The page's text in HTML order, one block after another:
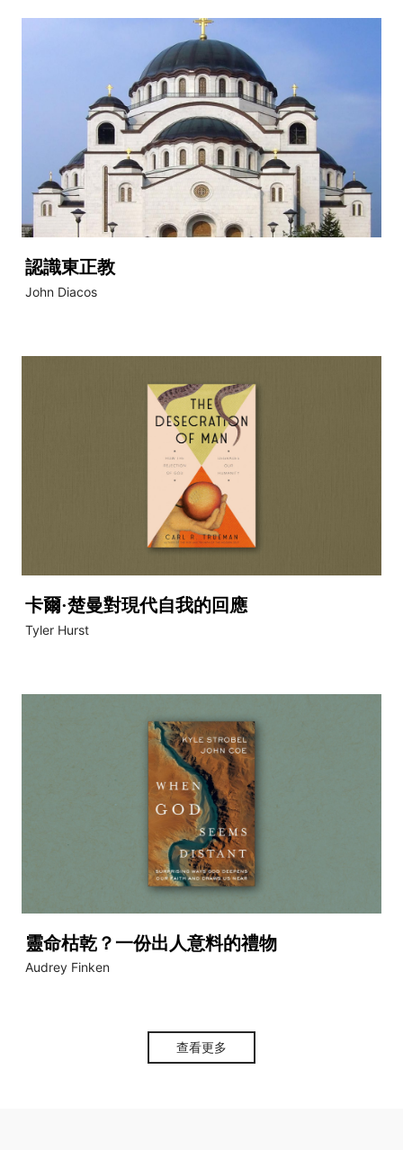
認識東正教
John Diacos
卡爾·楚曼對現代自我的回應
Tyler Hurst
靈命枯乾？一份出人意料的禮物
Audrey Finken
查看更多